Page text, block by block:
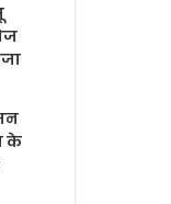
के